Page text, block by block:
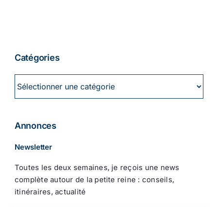
Catégories
Annonces
Newsletter
Toutes les deux semaines, je reçois une news
complète autour de la petite reine : conseils,
itinéraires, actualité